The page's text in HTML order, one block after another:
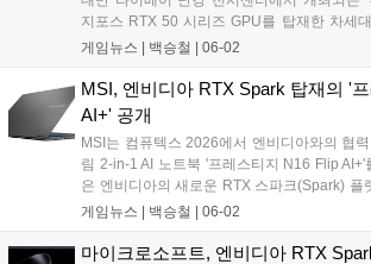
지포스 RTX 50 시리즈 GPU를 탑재한 차세
대거 공개했다. 에이수스는 게이밍 브랜드
이 환경을 강화하는 플래그십 모델과 차세대
이번에 공개된 신제품들은 강력한 그래픽 처
레이, 첨단 쿨링 시스템을 결합하여 고사양 게
유지와 시각적 몰입감을 제공하는 것이 특징
게임뉴스 | 백승철 | 06-02
MSI, 엔비디아 RTX Spark 탑재의 '
AI+' 공개
MSI는 컴퓨텍스 2026에서 엔비디아와의 협
림 2-in-1 AI 노트북 '프레스티지 N16 Flip
은 엔비디아의 새로운 RTX 스파크(Spark) 플
, 고성능 게이밍과 AI 개발에 필요한 강력한
게임뉴스 | 백승철 | 06-02
마이크로소프트, 엔비디아 RTX